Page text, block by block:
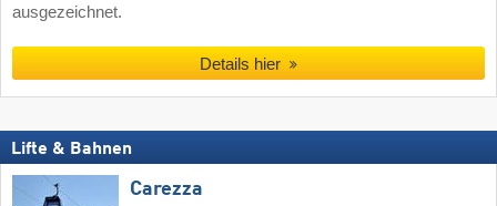
ausgezeichnet.
Details hier
Lifte & Bahnen
Carezza